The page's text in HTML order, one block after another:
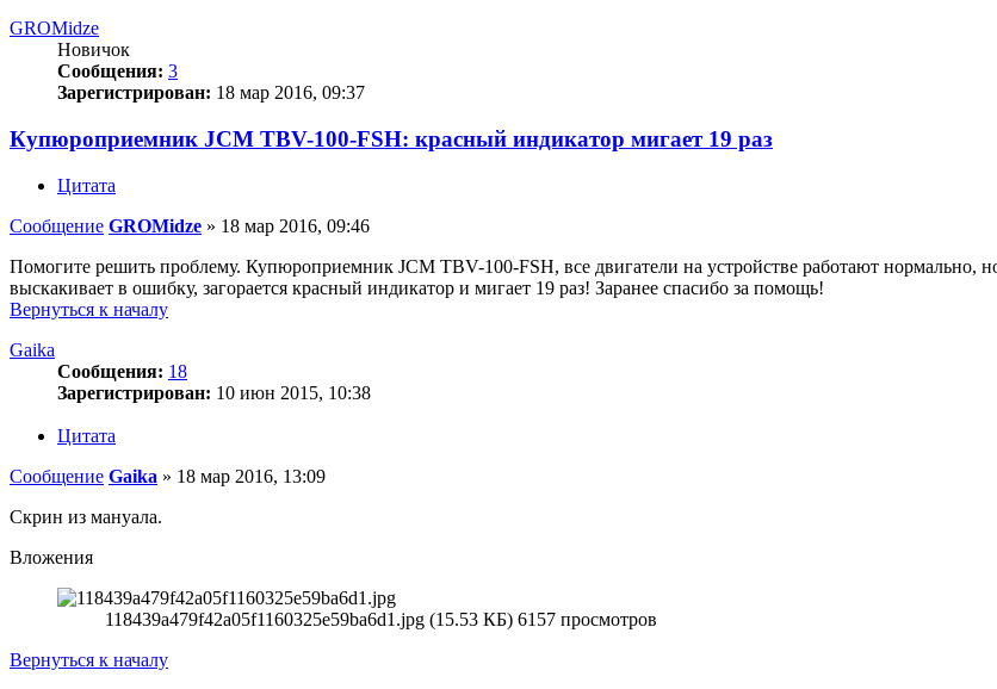
GROMidze
Новичок
Сообщения: 3
Зарегистрирован: 18 мар 2016, 09:37
Купюроприемник JCM TBV-100-FSH: красный индикатор мигает 19 раз
Цитата
Сообщение GROMidze » 18 мар 2016, 09:46
Помогите решить проблему. Купюроприемник JCM TBV-100-FSH, все двигатели на устройстве работают
выскакивает в ошибку, загорается красный индикатор и мигает 19 раз! Заранее спасибо за помощь!
Вернуться к началу
Gaika
Сообщения: 18
Зарегистрирован: 10 июн 2015, 10:38
Цитата
Сообщение Gaika » 18 мар 2016, 13:09
Скрин из мануала.
Вложения
118439a479f42a05f1160325e59ba6d1.jpg (15.53 КБ) 6157 просмотров
Вернуться к началу